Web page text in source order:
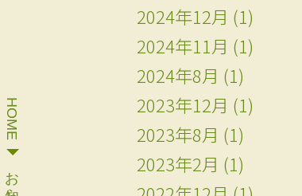
HOME
お知らせ一覧
2024年12月 (1)
2024年11月 (1)
2024年8月 (1)
2023年12月 (1)
2023年8月 (1)
2023年2月 (1)